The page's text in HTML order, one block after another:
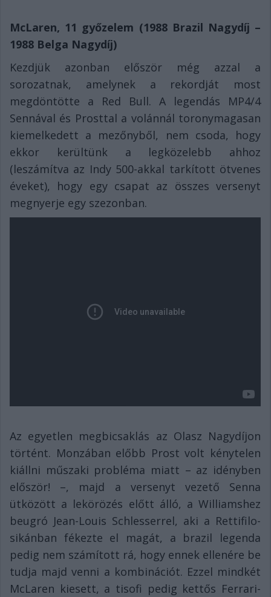
McLaren, 11 győzelem (1988 Brazil Nagydíj –
1988 Belga Nagydíj)
Kezdjük azonban először még azzal a
sorozatnak, amelynek a rekordját most
megdöntötte a Red Bull. A legendás MP4/4
Sennával és Prosttal a volánnál toronymagasan
kiemelkedett a mezőnyből, nem csoda, hogy
ekkor kerültünk a legközelebb ahhoz
(leszámítva az Indy 500-akkal tarkított ötvenes
éveket), hogy egy csapat az összes versenyt
megnyerje egy szezonban.
Az egyetlen megbicsaklás az Olasz Nagydíjon
történt. Monzában előbb Prost volt kénytelen
kiállni műszaki probléma miatt – az idényben
először! –, majd a versenyt vezető Senna
ütközött a lekörözés előtt álló, a Williamshez
beugró Jean-Louis Schlesserrel, aki a Rettifilo-
sikánban fékezte el magát, a brazil legenda
pedig nem számított rá, hogy ennek ellenére be
tudja majd venni a kombinációt. Ezzel mindkét
McLaren kiesett, a tisofi pedig kettős Ferrari-